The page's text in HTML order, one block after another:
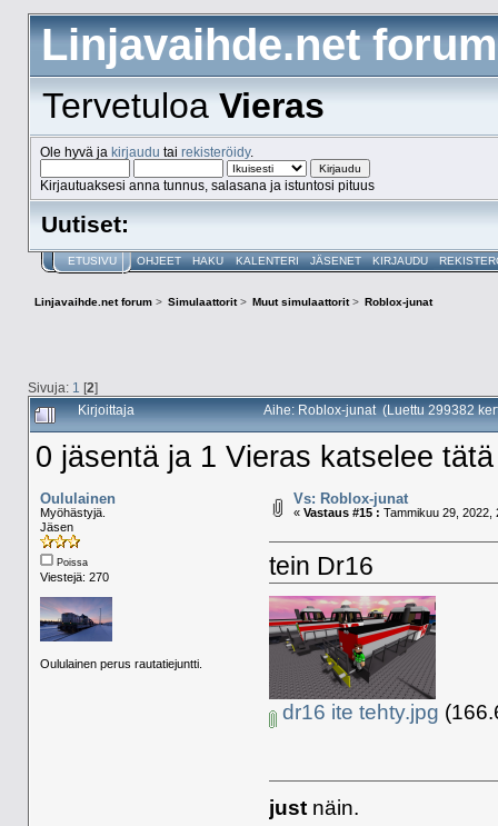
Linjavaihde.net forum
TervetuloaVieras
Ole hyvä ja kirjaudu tai rekisteröidy.
Kirjautuaksesi anna tunnus, salasana ja istuntosi pituus
Uutiset:
ETUSIVU OHJEET HAKU KALENTERI JÄSENET KIRJAUDU
Linjavaihde.net forum> Simulaattorit> Muut simulaattorit> Roblox-junat
Sivuja: 1 [2]
Kirjoittaja Aihe: Roblox-junat (Luettu 299382
0 jäsentä ja 1 Vieras katselee
Oululainen
Myöhästyjä.
Jäsen
Poissa
Viestejä: 270
Oululainen perus rautatiejuntti.
Vs: Roblox-junat
« Vastaus #15 : Tammikuu 29, 2022,
tein Dr16
dr16 ite tehty.jpg
just näin.